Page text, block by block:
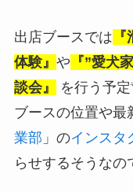
出店ブースでは
体験』 や 『”愛犬
談会』
を行う予定
ブースの位置や最
業部 」のインスタ
らせするそうなの